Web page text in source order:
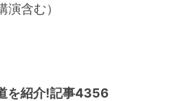
含む）
を紹介!記事4356